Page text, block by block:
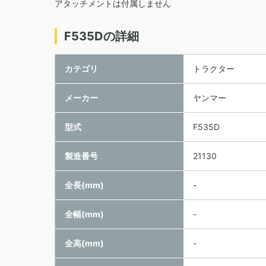
アタッチメントは付属しません
F535Dの詳細
カテゴリ トラクター
メーカー ヤンマー
型式 F535D
製造番号 21130
全長(mm) -
全幅(mm) -
全高(mm) -